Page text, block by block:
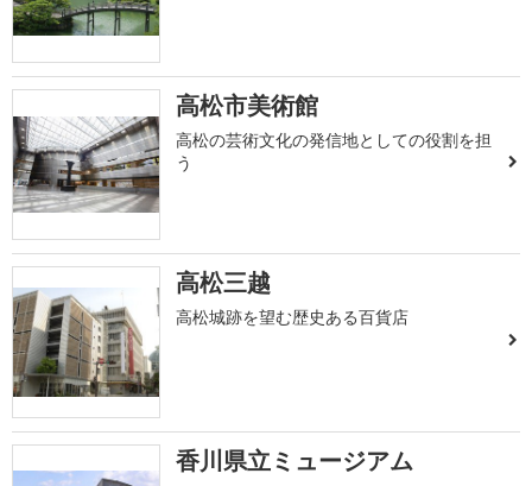
高松市美術館
高松の芸術文化の発信地としての役割を担
う
高松三越
高松城跡を望む歴史ある百貨店
香川県立ミュージアム